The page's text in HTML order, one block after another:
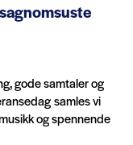
gode samtaler og
samles vi
og spennende